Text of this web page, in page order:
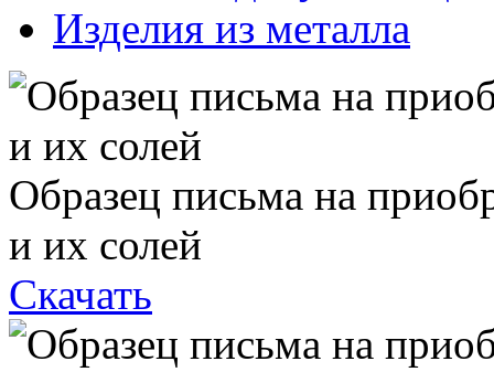
Изделия из металла
Образец письма на
и их солей
Скачать